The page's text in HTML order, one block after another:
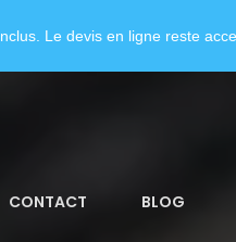
CONTACT BLOG
Le devis en ligne reste